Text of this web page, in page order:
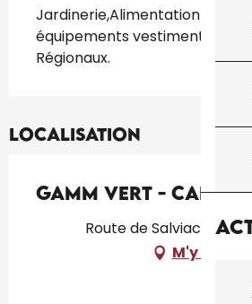
Jardinerie,Alimentation
équipements vestimentaires
Régionaux.
Localisation
Gamm Vert - Capel
Route de Salviac,
M'y rendre